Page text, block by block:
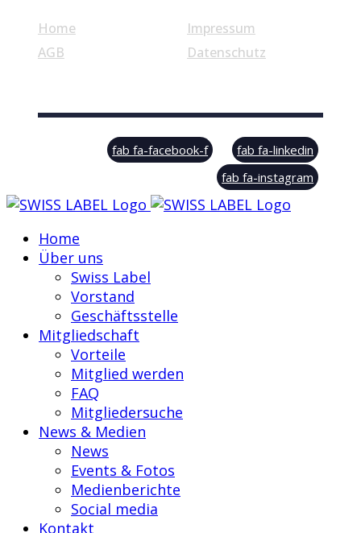
Home
AGB
Impressum
Datenschutz
© Swiss Label, All rights reserved
fab fa-facebook-f
fab fa-linkedin
fab fa-instagram
Home
Über uns
Swiss Label
Vorstand
Geschäftsstelle
Mitgliedschaft
Vorteile
Mitglied werden
FAQ
Mitgliedersuche
News & Medien
News
Events & Fotos
Medienberichte
Social media
Kontakt